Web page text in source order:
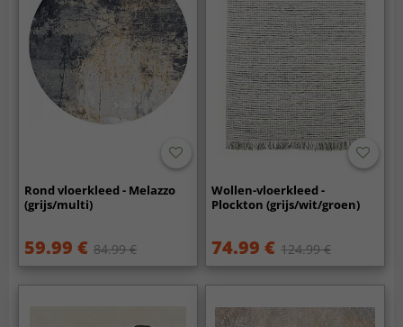
Rond vloerkleed - Melazzo
(grijs/multi)
59.99 € 84.99 €
Wollen-vloerkleed -
Plockton (grijs/wit/groen)
74.99 € 124.99 €